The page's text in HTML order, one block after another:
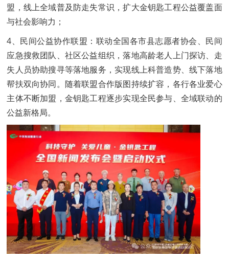
盟，线上全域普及防走失常识，扩大金钥匙工程公益覆盖面
与社会影响力；
4、民间公益协作联盟：联动全国各市县志愿者协会、民间
应急搜救团队、社区公益组织，落地高龄老人上门探访、走
失人员协助搜寻等落地服务，实现线上科普造势、线下落地
帮扶双向协同。随着联盟合作版图持续扩容，各行各业爱心
主体不断加盟，金钥匙工程逐步实现全民参与、全域联动的
公益新格局。